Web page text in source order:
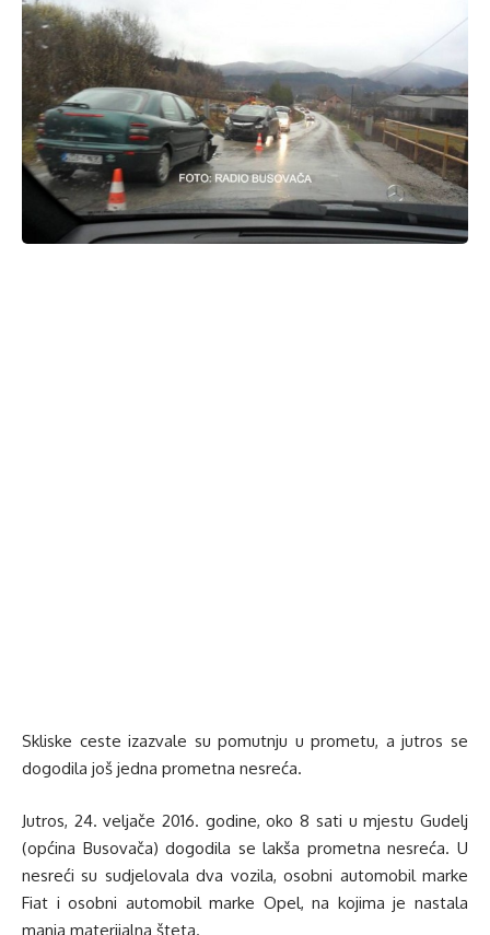
Skliske ceste izazvale su pomutnju u prometu, a jutros se
dogodila još jedna prometna nesreća.
Jutros, 24. veljače 2016. godine, oko 8 sati u mjestu Gudelj
(općina Busovača) dogodila se lakša prometna nesreća. U
nesreći su sudjelovala dva vozila, osobni automobil marke
Fiat i osobni automobil marke Opel, na kojima je nastala
manja materijalna šteta.